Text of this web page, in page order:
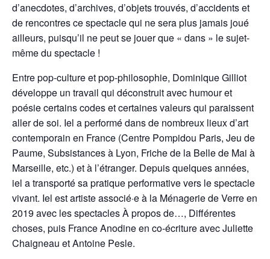
d’anecdotes, d’archives, d’objets trouvés, d’accidents et
de rencontres ce spectacle qui ne sera plus jamais joué
ailleurs, puisqu’il ne peut se jouer que « dans » le sujet-
même du spectacle !
Entre pop-culture et pop-philosophie, Dominique Gilliot
développe un travail qui déconstruit avec humour et
poésie certains codes et certaines valeurs qui paraissent
aller de soi. Iel a performé dans de nombreux lieux d’art
contemporain en France (Centre Pompidou Paris, Jeu de
Paume, Subsistances à Lyon, Friche de la Belle de Mai à
Marseille, etc.) et à l’étranger. Depuis quelques années,
iel a transporté sa pratique performative vers le spectacle
vivant. Iel est artiste associé·e à la Ménagerie de Verre en
2019 avec les spectacles À propos de…, Différentes
choses, puis France Anodine en co-écriture avec Juliette
Chaigneau et Antoine Pesle.